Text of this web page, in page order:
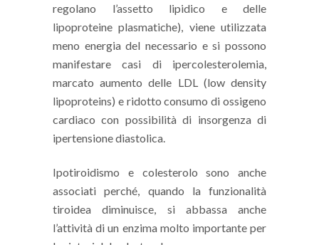
regolano l’assetto lipidico e delle
lipoproteine plasmatiche), viene utilizzata
meno energia del necessario e si possono
manifestare casi di ipercolesterolemia,
marcato aumento delle LDL (low density
lipoproteins) e ridotto consumo di ossigeno
cardiaco con possibilità di insorgenza di
ipertensione diastolica.
Ipotiroidismo e colesterolo sono anche
associati perché, quando la funzionalità
tiroidea diminuisce, si abbassa anche
l’attività di un enzima molto importante per